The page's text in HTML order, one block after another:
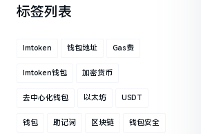
标签列表
Imtoken 钱包地址 Gas费
Imtoken钱包 加密货币
去中心化钱包 以太坊 USDT
钱包 助记词 区块链 钱包安全